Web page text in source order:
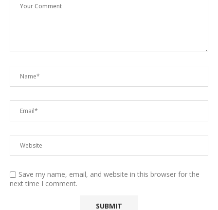
Save my name, email, and website in this browser for the
next time I comment.